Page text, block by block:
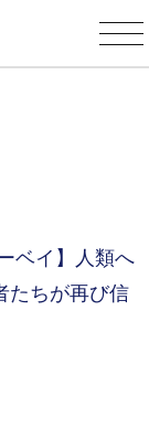
ベイ】人類へ
たちが再び信